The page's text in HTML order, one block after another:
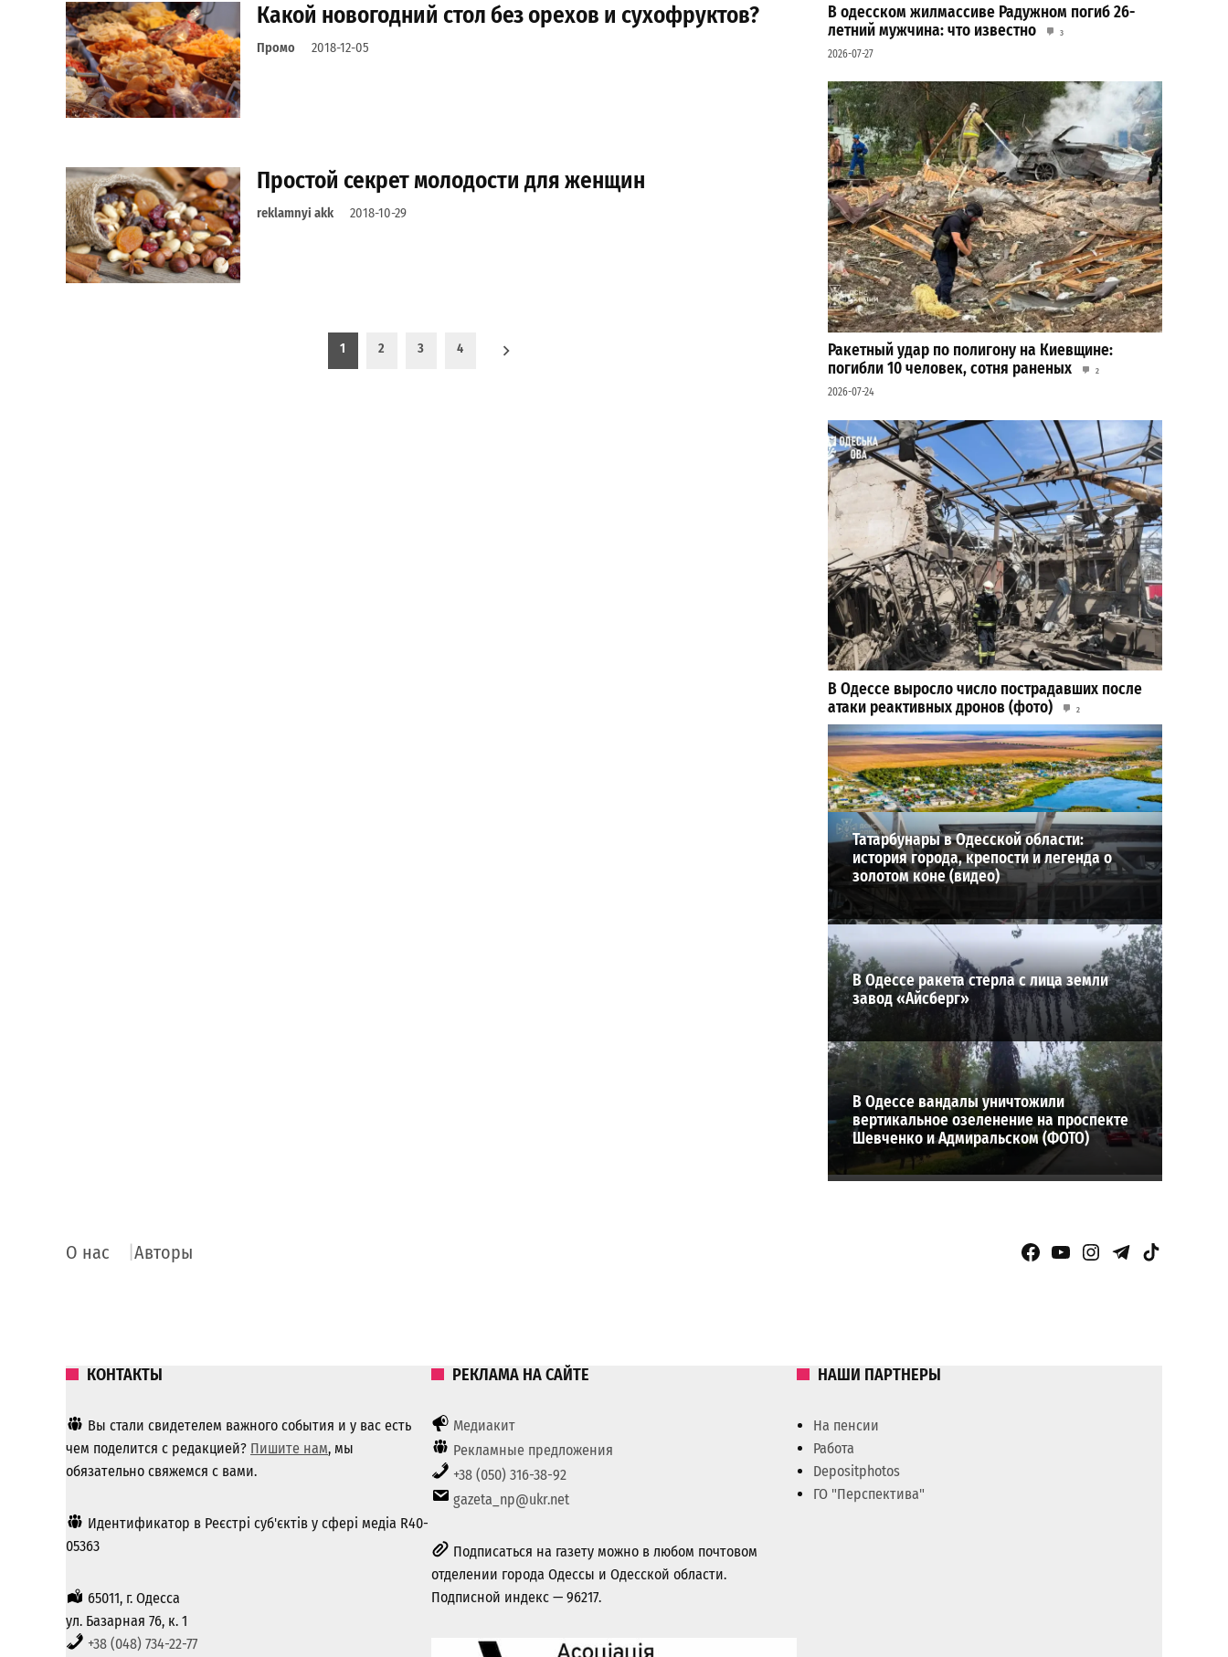
Какой новогодний стол без орехов и сухофруктов?
Промо 2018-12-05
Простой секрет молодости для женщин
reklamnyi akk 2018-10-29
1 2 3 4
В одесском жилмассиве Радужном погиб 26-
летний мужчина: что известно
3
2026-07-27
Ракетный удар по полигону на Киевщине:
погибли 10 человек, сотня раненых
2
2026-07-24
В Одессе выросло число пострадавших после
атаки реактивных дронов (фото)
2
2026-07-24
ВИБОР РЕДАКЦИИ
Татарбунары в Одесской области:
история города, крепости и легенда о
золотом коне (видео)
В Одессе ракета стерла с лица земли
завод «Айсберг»
В Одессе вандалы уничтожили
вертикальное озеленение на проспекте
Шевченко и Адмиральском (ФОТО)
О нас Авторы Facebook Page
YouTubeInstagram
Telegram
TikTok
КОНТАКТЫ
Вы стали свидетелем важного события и у вас есть
чем поделится с редакцией? Пишите нам, мы
обязательно свяжемся с вами.
Идентификатор в Реєстрі суб'єктів у сфері медіа R40-
05363
65011, г. Одесса
ул. Базарная 76, к. 1
+38 (048) 734-22-77
РЕКЛАМА НА САЙТЕ
Медиакит
Рекламные предложения
+38 (050) 316-38-92
gazeta_np@ukr.net
Подписаться на газету можно в любом почтовом
отделении города Одессы и Одесской области.
Подписной индекс — 96217.
НАШИ ПАРТНЕРЫ
На пенсии
Работа
Depositphotos
ГО "Перспектива"